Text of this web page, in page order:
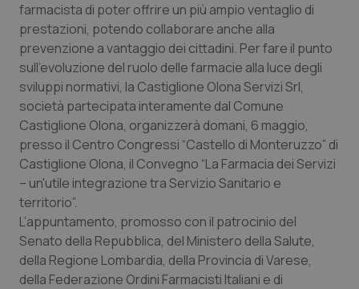
Campania
Emilia-Romagna
Friuli Venezia Giulia
Lazio
Liguria
Lombardia
Marche
Car-T
Colesterolo & coronaropatie
Dermatite Atopica
Diabete & glucometri
Disturbi dell’umore
Dolore
Donna & Salute
farmacista di poter offrire un più ampio ventaglio di
prestazioni, potendo collaborare anche alla
prevenzione a vantaggio dei cittadini. Per fare il punto
sull’evoluzione del ruolo delle farmacie alla luce degli
sviluppi normativi, la Castiglione Olona Servizi Srl,
società partecipata interamente dal Comune
Castiglione Olona, organizzerà domani, 6 maggio,
presso il Centro Congressi “Castello di Monteruzzo” di
Castiglione Olona, il Convegno “La Farmacia dei Servizi
– un'utile integrazione tra Servizio Sanitario e
territorio”.
L’appuntamento, promosso con il patrocinio del
Senato della Repubblica, del Ministero della Salute,
della Regione Lombardia, della Provincia di Varese,
della Federazione Ordini Farmacisti Italiani e di